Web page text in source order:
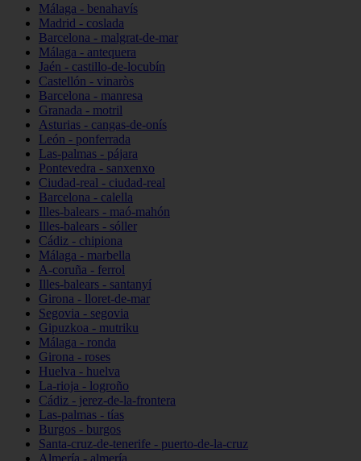
Málaga - benahavís
Madrid - coslada
Barcelona - malgrat-de-mar
Málaga - antequera
Jaén - castillo-de-locubín
Castellón - vinaròs
Barcelona - manresa
Granada - motril
Asturias - cangas-de-onís
León - ponferrada
Las-palmas - pájara
Pontevedra - sanxenxo
Ciudad-real - ciudad-real
Barcelona - calella
Illes-balears - maó-mahón
Illes-balears - sóller
Cádiz - chipiona
Málaga - marbella
A-coruña - ferrol
Illes-balears - santanyí
Girona - lloret-de-mar
Segovia - segovia
Gipuzkoa - mutriku
Málaga - ronda
Girona - roses
Huelva - huelva
La-rioja - logroño
Cádiz - jerez-de-la-frontera
Las-palmas - tías
Burgos - burgos
Santa-cruz-de-tenerife - puerto-de-la-cruz
Almería - almería